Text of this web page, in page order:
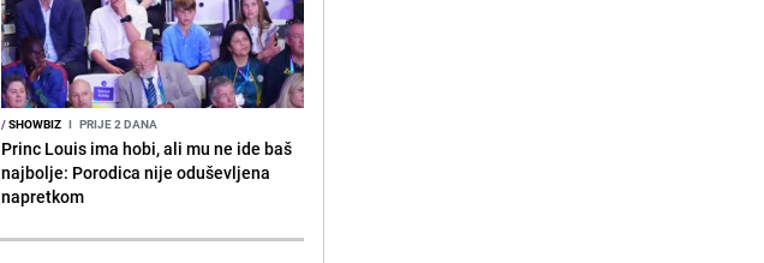
/SHOWBIZ I PRIJE 2 DANA
Princ Louis ima hobi, ali mu ne ide baš
najbolje: Porodica nije oduševljena
napretkom